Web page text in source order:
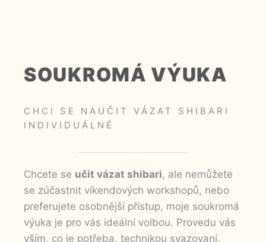
SOUKROMÁ VÝUKA
CHCI SE NAUČIT VÁZAT SHIBARI
INDIVIDUÁLNÉ
Chcete se učit vázat shibari, ale nemůžete
se zúčastnit víkendových workshopů, nebo
preferujete osobnější přístup, moje soukromá
výuka je pro vás ideální volbou. Provedu vás
vším, co je potřeba, technikou svazovaní,
stránky
fungovaly při
nejlépe.
funkce z
webu zmizí.
Marketing
Sdílením svých